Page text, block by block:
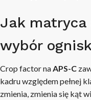
Jak matryca
wybór
Crop factor naAPS-C
kadru względem pełnej
zmienia, zmienia się kąt